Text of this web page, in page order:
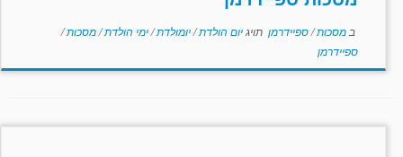
ב מסכות/ספיידרמן תויגיום הולדת/יומולדת/ימי הולדת/מסכות/
ספיידרמן